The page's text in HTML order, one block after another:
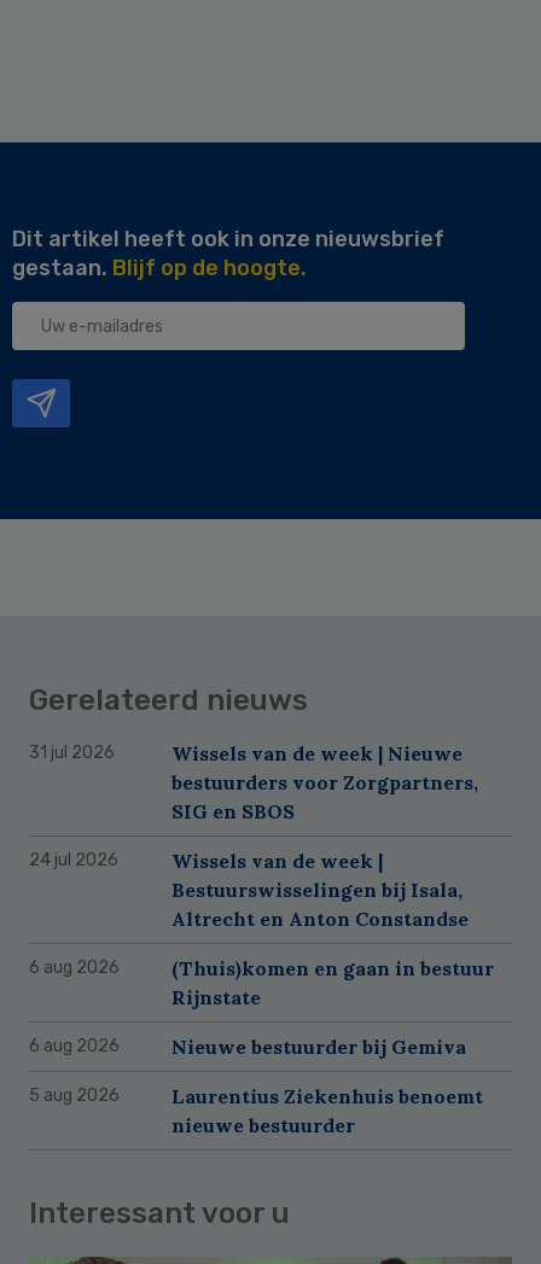
Dit artikel heeft ook in onze nieuwsbrief
gestaan. Blijf op de hoogte.
Uw
Gerelateerd nieuws
31 jul 2026
Wissels van de week | Nieuwe
bestuurders voor Zorgpartners,
SIG en SBOS
24 jul 2026
Wissels van de week |
Bestuurswisselingen bij Isala,
Altrecht en Anton Constandse
6 aug 2026
(Thuis)komen en gaan in bestuur
Rijnstate
6 aug 2026 Nieuwe bestuurder bij Gemiva
5 aug 2026
Laurentius Ziekenhuis benoemt
nieuwe bestuurder
Interessant voor u